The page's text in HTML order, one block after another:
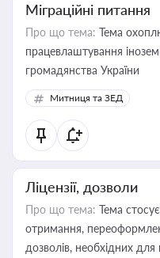
Міграційні питання
Про що тема: Тема
працевлаштування
громадянства України
Митниця та ЗЕД
Ліцензії, дозволи
Про що тема: Тема
отримання,
дозволів, необхідних